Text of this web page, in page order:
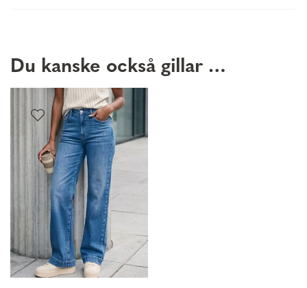
Du kanske också gillar …